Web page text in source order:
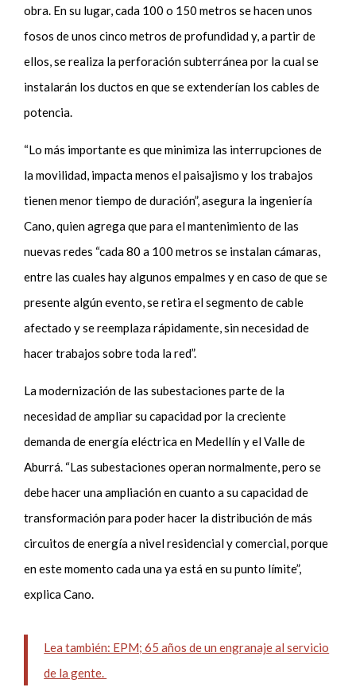
obra. En su lugar, cada 100 o 150 metros se hacen unos
fosos de unos cinco metros de profundidad y, a partir de
ellos, se realiza la perforación subterránea por la cual se
instalarán los ductos en que se extenderían los cables de
potencia.
“Lo más importante es que minimiza las interrupciones de
la movilidad, impacta menos el paisajismo y los trabajos
tienen menor tiempo de duración”, asegura la ingeniería
Cano, quien agrega que para el mantenimiento de las
nuevas redes “cada 80 a 100 metros se instalan cámaras,
entre las cuales hay algunos empalmes y en caso de que se
presente algún evento, se retira el segmento de cable
afectado y se reemplaza rápidamente, sin necesidad de
hacer trabajos sobre toda la red”.
La modernización de las subestaciones parte de la
necesidad de ampliar su capacidad por la creciente
demanda de energía eléctrica en Medellín y el Valle de
Aburrá. “Las subestaciones operan normalmente, pero se
debe hacer una ampliación en cuanto a su capacidad de
transformación para poder hacer la distribución de más
circuitos de energía a nivel residencial y comercial, porque
en este momento cada una ya está en su punto límite”,
explica Cano.
Lea también: EPM; 65 años de un engranaje al servicio
de la gente.